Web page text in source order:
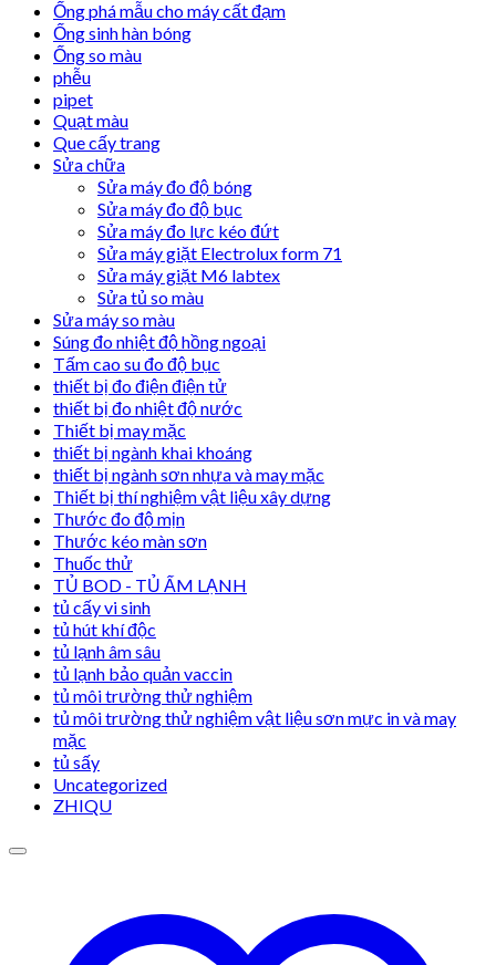
Ống phá mẫu cho máy cất đạm
Ống sinh hàn bóng
Ống so màu
phễu
pipet
Quạt màu
Que cấy trang
Sửa chữa
Sửa máy đo độ bóng
Sửa máy đo độ bục
Sửa máy đo lực kéo đứt
Sửa máy giặt Electrolux form 71
Sửa máy giặt M6 labtex
Sửa tủ so màu
Sửa máy so màu
Súng đo nhiệt độ hồng ngoại
Tấm cao su đo độ bục
thiết bị đo điện điện tử
thiết bị đo nhiệt độ nước
Thiết bị may mặc
thiết bị ngành khai khoáng
thiết bị ngành sơn nhựa và may mặc
Thiết bị thí nghiệm vật liệu xây dựng
Thước đo độ mịn
Thước kéo màn sơn
Thuốc thử
TỦ BOD - TỦ ẤM LẠNH
tủ cấy vi sinh
tủ hút khí độc
tủ lạnh âm sâu
tủ lạnh bảo quản vaccin
tủ môi trường thử nghiệm
tủ môi trường thử nghiệm vật liệu sơn mực in và may
mặc
tủ sấy
Uncategorized
ZHIQU